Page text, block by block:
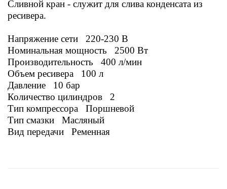
Сливной кран - служит для слива конденсата из
ресивера.
Напряжение сети 220-230 В
Номинальная мощность 2500 Вт
Производительность 400 л/мин
Объем ресивера 100 л
Давление 10 бар
Количество цилиндров 2
Тип компрессора Поршневой
Тип смазки Масляный
Вид передачи Ременная